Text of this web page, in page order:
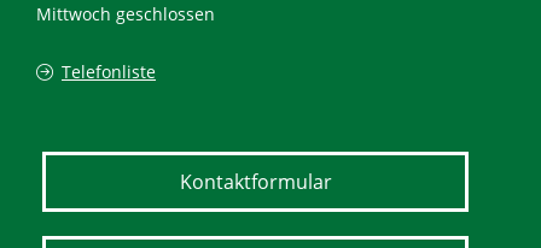
Mittwoch geschlossen
Telefonliste
Kontaktformular